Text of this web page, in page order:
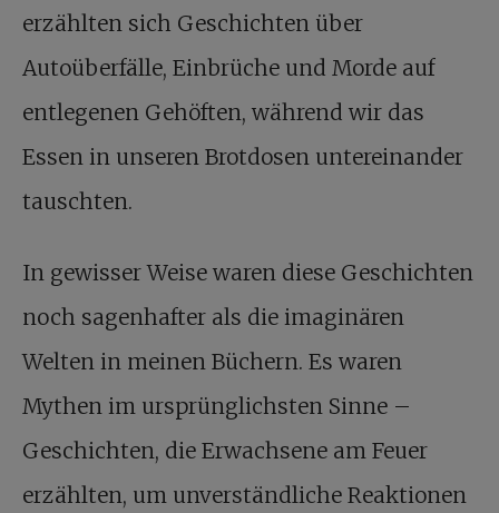
erzählten sich Geschichten über
Autoüberfälle, Einbrüche und Morde auf
entlegenen Gehöften, während wir das
Essen in unseren Brotdosen untereinander
tauschten.
In gewisser Weise waren diese Geschichten
noch sagenhafter als die imaginären
Welten in meinen Büchern. Es waren
Mythen im ursprünglichsten Sinne –
Geschichten, die Erwachsene am Feuer
erzählten, um unverständliche Reaktionen